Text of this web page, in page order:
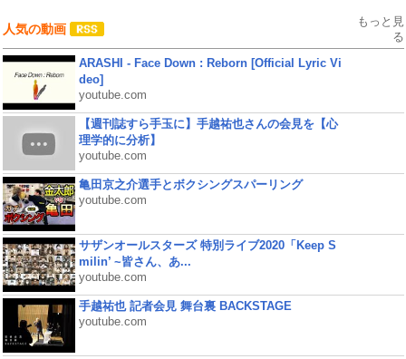
人気の動画
もっと見
る
ARASHI - Face Down : Reborn [Official Lyric Vi
deo]
youtube.com
【週刊誌すら手玉に】手越祐也さんの会見を【心
理学的に分析】
youtube.com
亀田京之介選手とボクシングスパーリング
youtube.com
サザンオールスターズ 特別ライブ2020「Keep S
milin’ ~皆さん、あ...
youtube.com
手越祐也 記者会見 舞台裏 BACKSTAGE
youtube.com